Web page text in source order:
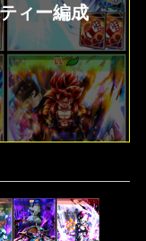
ィー編成